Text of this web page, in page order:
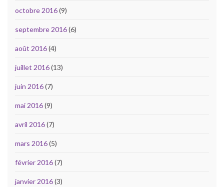
octobre 2016(9)
septembre 2016(6)
août 2016(4)
juillet 2016(13)
juin 2016(7)
mai 2016(9)
avril 2016(7)
mars 2016(5)
février 2016(7)
janvier 2016(3)